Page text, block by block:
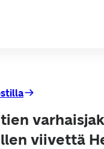
viivettä